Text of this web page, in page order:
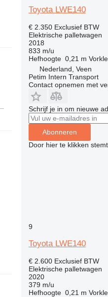
Toyota LWE140
€ 2.350 Exclusief BTW
Elektrische palletwagen
2018
833 m/u
Hefhoogte 0,21 m
Nederland, Veen
Petim Intern Transport
Contact opnemen met
Schrijf je in om nieuwe
Abonneren
Door hier te klikken
9
Toyota LWE140
€ 2.600 Exclusief BTW
Elektrische palletwagen
2020
379 m/u
Hefhoogte 0,21 m